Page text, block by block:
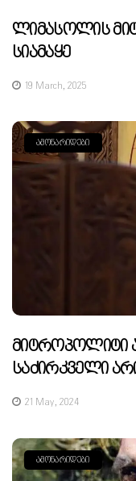
Ლიმასოლის
Სიამაყე
19 March, 2025
ᲐᲛᲝᲜᲐᲠᲘᲓᲔᲑᲘ
Მიტროპოლიტი
Საძირკველი
21 May, 2024
ᲐᲛᲝᲜᲐᲠᲘᲓᲔᲑᲘ